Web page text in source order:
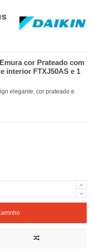
cor Prateado com
interior FTXJ50AS e 1
elegante, cor prateado e